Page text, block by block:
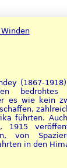
(1867-
bedrohtes
es wie kein
führten.
1915
von
in den